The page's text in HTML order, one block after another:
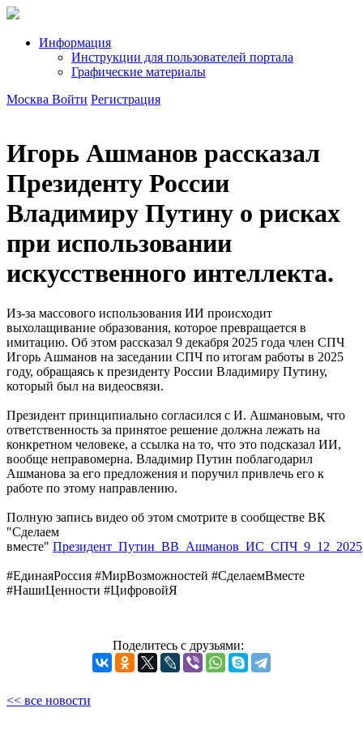
Информация
Инструкции для пользователей портала
Графические материалы
Москва Войти Регистрация
Игорь Ашманов рассказал
Президенту России
Владимиру Путину о рисках
при использовании
искусственного интеллекта.
Из-за массового использования ИИ происходит
выхолащивание образования, которое превращается в
имитацию. Об этом рассказал 9 декабря 2025 года член СПЧ
Игорь Ашманов на заседании СПЧ по итогам работы в 2025
году, обращаясь к президенту России Владимиру Путину,
который был на видеосвязи.
Президент принципиально согласился с И. Ашмановым, что
ответственность за принятое решение должна лежать на
конкретном человеке, а ссылка на то, что это подсказал ИИ,
вообще неправомерна. Владимир Путин поблагодарил
Ашманова за его предложения и поручил привлечь его к
работе по этому направлению.
Полную запись видео об этом смотрите в сообществе ВК
"Сделаем
вместе" Президент_Путин_ВВ_Ашманов_ИС_СПЧ_9_12_2025
#ЕдинаяРоссия #МирВозможностей #СделаемВместе
#НашиЦенности #ЦифровойЯ
Поделитесь с друзьями:
<< все новости